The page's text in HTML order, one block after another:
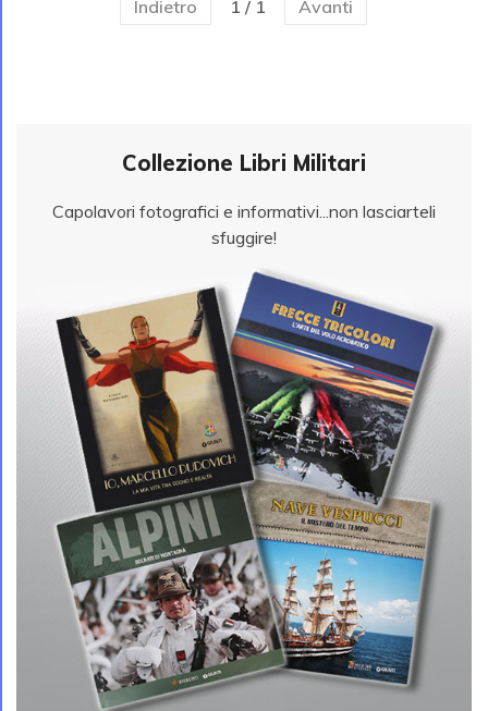
Indietro 1 / 1 Avanti
Collezione Libri Militari
Capolavori fotografici e informativi...non lasciarteli
sfuggire!